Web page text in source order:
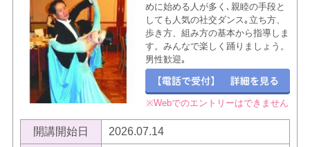
めに始める人が多く､親睦の手段と
しても人気の社交ダンス｡立ち方、
歩き方、組み方の基本から指導しま
す。みんなで楽しく踊りましょう。
男性歓迎｡
※Webでのエントリーはできません
開講開始日 2026.07.14